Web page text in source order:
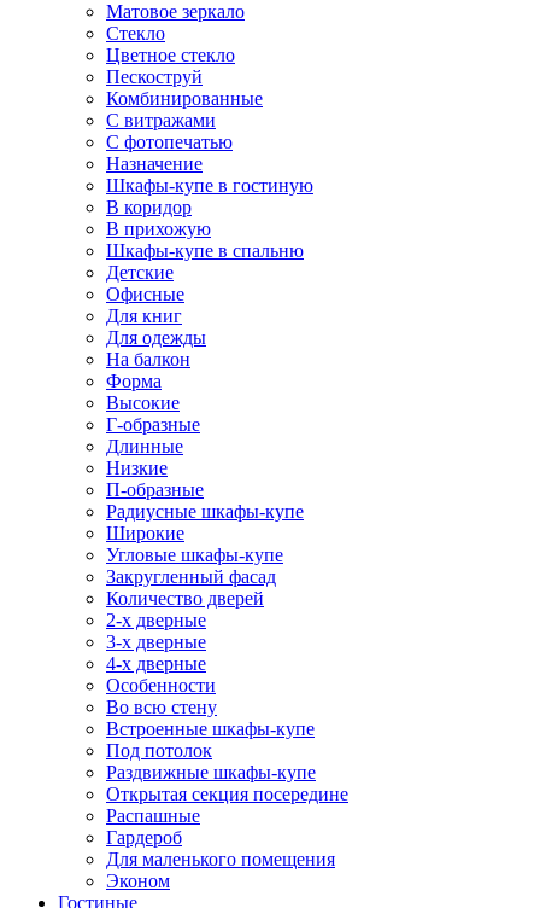
Матовое зеркало
Стекло
Цветное стекло
Пескоструй
Комбинированные
С витражами
С фотопечатью
Назначение
Шкафы-купе в гостиную
В коридор
В прихожую
Шкафы-купе в спальню
Детские
Офисные
Для книг
Для одежды
На балкон
Форма
Высокие
Г-образные
Длинные
Низкие
П-образные
Радиусные шкафы-купе
Широкие
Угловые шкафы-купе
Закругленный фасад
Количество дверей
2-х дверные
3-х дверные
4-х дверные
Особенности
Во всю стену
Встроенные шкафы-купе
Под потолок
Раздвижные шкафы-купе
Открытая секция посередине
Распашные
Гардероб
Для маленького помещения
Эконом
Гостиные